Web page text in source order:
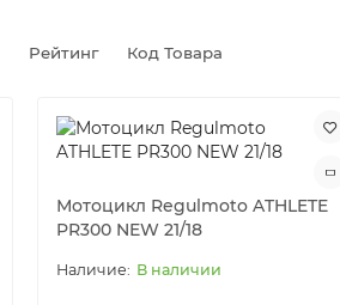
Рейтинг Код Товара
Мотоцикл Regulmoto ATHLETE
PR300 NEW 21/18
В наличии